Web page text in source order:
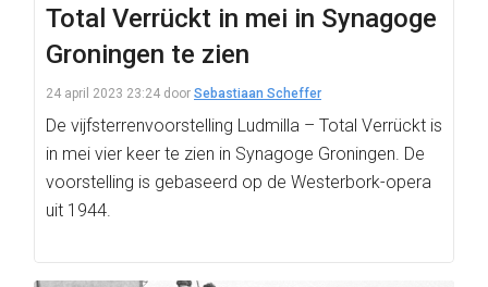
Total Verrückt in mei in Synagoge
Groningen te zien
24 april 2023 23:24 door Sebastiaan Scheffer
De vijfsterrenvoorstelling Ludmilla – Total Verrückt is
in mei vier keer te zien in Synagoge Groningen. De
voorstelling is gebaseerd op de Westerbork-opera
uit 1944.